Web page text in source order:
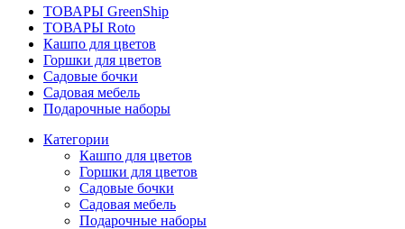
ТОВАРЫ GreenShip
ТОВАРЫ Roto
Кашпо для цветов
Горшки для цветов
Садовые бочки
Садовая мебель
Подарочные наборы
Категории
Кашпо для цветов
Горшки для цветов
Садовые бочки
Садовая мебель
Подарочные наборы